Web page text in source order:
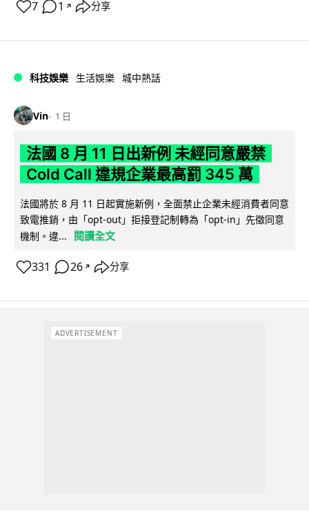
7 1 ↗ 分享
科技娛樂 生活娛樂 城中熱話
Vin 1 日
法國 8 月 11 日出新例 未經同意嚴禁
Cold Call 違規企業最高罰 345 萬
法國將於 8 月 11 日起實施新例，全面禁止企業未經消費者同意
致電推銷，由「opt-out」拒接登記制轉為「opt-in」先徵同意
機制。違...
閱讀全文
331 26 ↗ 分享
ADVERTISEMENT